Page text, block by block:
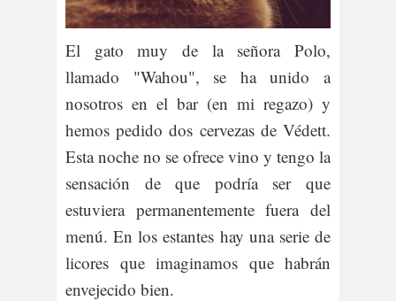
El gato muy de la señora Polo,
llamado "Wahou", se ha unido a
nosotros en el bar (en mi regazo) y
hemos pedido dos cervezas de Védett.
Esta noche no se ofrece vino y tengo la
sensación de que podría ser que
estuviera permanentemente fuera del
menú. En los estantes hay una serie de
licores que imaginamos que habrán
envejecido bien.